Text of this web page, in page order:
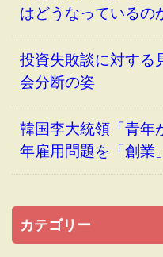
はどうなっているの
投資失敗談に対する
会分断の姿
韓国李大統領「青年
年雇用問題を「創業
カテゴリー